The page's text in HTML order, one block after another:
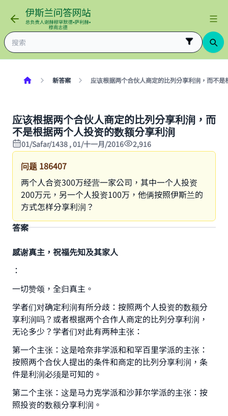
新答案 应该根据两个合伙人商定的比列分享利润，而不
应该根据两个合伙人商定的比列分享利润，而
不是根据两个人投资的数额分享利润
01/Safar/1438 , 01/十一月/2016 2,916
问题 186407
两个人合资300万经营一家公司，其中一个人投资
200万元，另一个人投资100万，他俩按照伊斯兰的
方式怎样分享利润？
答案
感谢真主，祝福先知及其家人
：
一切赞颂，全归真主。
学者们对确定利润有所分歧：按照两个人投资的数额分
享利润吗？或者根据两个合作人商定的比列分享利润，
无论多少？学者们对此有两种主张：
第一个主张：这是哈奈非学派和和罕百里学派的主张：
按照两个合伙人提出的条件和商定的比列分享利润，条
件是利润必须是可知的。
第二个主张：这是马力克学派和沙菲尔学派的主张：按
照投资的数额分享利润。